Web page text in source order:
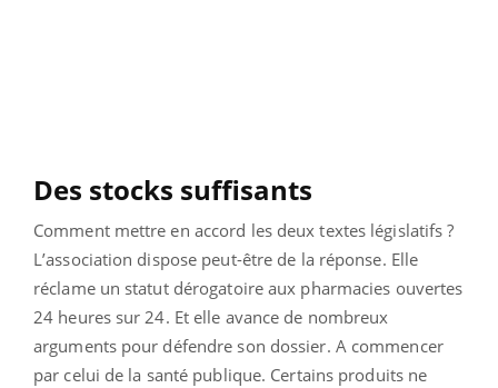
Des stocks suffisants
Comment mettre en accord les deux textes législatifs ?
L’association dispose peut-être de la réponse. Elle
réclame un statut dérogatoire aux pharmacies ouvertes
24 heures sur 24. Et elle avance de nombreux
arguments pour défendre son dossier. A commencer
par celui de la santé publique. Certains produits ne